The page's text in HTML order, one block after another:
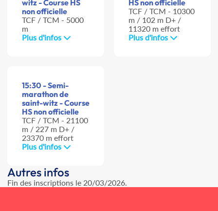
witz - Course HS
non officielle
TCF / TCM - 5000
m
Plus d'infos
HS non officielle
TCF / TCM - 10300
m / 102 m D+ /
11320 m effort
Plus d'infos
15:30 - Semi-
marathon de
saint-witz - Course
HS non officielle
TCF / TCM - 21100
m / 227 m D+ /
23370 m effort
Plus d'infos
Autres infos
Fin des inscriptions le 20/03/2026.